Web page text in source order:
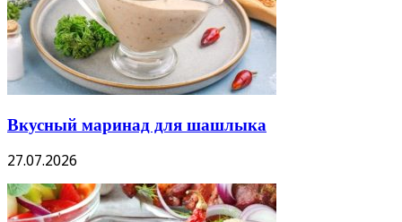
Вкусный маринад для шашлыка
27.07.2026